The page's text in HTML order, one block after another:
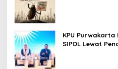
KPU
SIPOL Lewat